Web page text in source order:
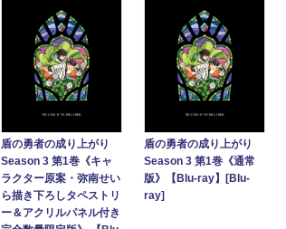
盾の勇者の成り上がり
Season 3 第1巻《キャ
ラクター原案・弥南せい
ら描き下ろしタペストリ
ー＆アクリルパネル付き
盾の勇者の成り上がり
Season 3 第1巻《通常
版》【Blu-ray】[Blu-
ray]